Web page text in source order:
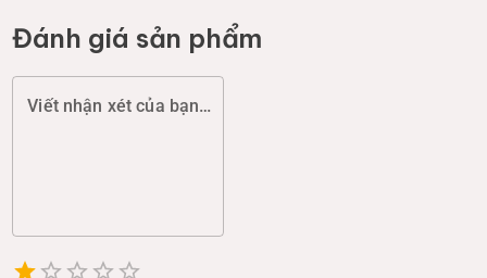
Đánh giá sản phẩm
Viết nhận xét của bạn (chất lượng, đóng gói, giao hàng...)